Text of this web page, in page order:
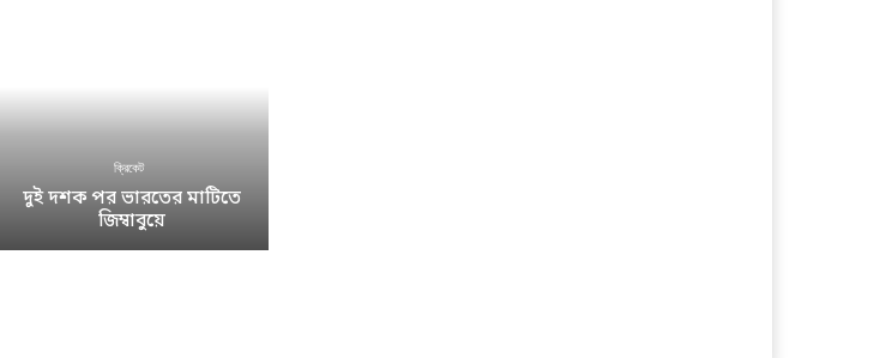
ক্রিকেট
দুই দশক পর ভারতের মাটিতে
জিম্বাবুয়ে